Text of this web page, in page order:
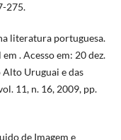
275.
literatura portuguesa.
. Acesso em: 20 dez.
Uruguai e das
11, n. 16, 2009, pp.
de Imagem e